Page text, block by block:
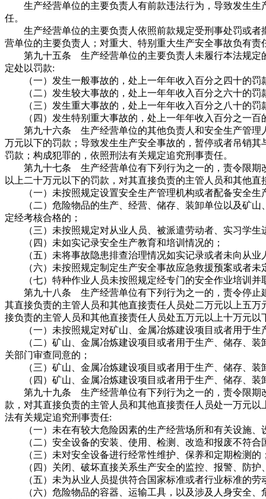
生产经营单位的主要负责人有前款违法行为，导致发生生
任。
生产经营单位的主要负责人依照前款规定受刑事处罚或者
营单位的主要负责人；对重大、特别重大生产安全事故负有
第九十五条 生产经营单位的主要负责人未履行本法规定
定处以罚款:
（一）发生一般事故的，处上一年年收入百分之四十的罚
（二）发生较大事故的，处上一年年收入百分之六十的罚
（三）发生重大事故的，处上一年年收入百分之八十的罚
（四）发生特别重大事故的，处上一年年收入百分之一百
第九十六条 生产经营单位的其他负责人和安全生产管理
万元以下的罚款；导致发生生产安全事故的，暂停或者吊销
罚款；构成犯罪的，依照刑法有关规定追究刑事责任。
第九十七条 生产经营单位有下列行为之一的，责令限期
以上二十万元以下的罚款，对其直接负责的主管人员和其他
（一）未按照规定设置安全生产管理机构或者配备安全生
（二）危险物品的生产、经营、储存、装卸单位以及矿山
定经考核合格的；
（三）未按照规定对从业人员、被派遣劳动者、实习学生
（四）未如实记录安全生产教育和培训情况的；
（五）未将事故隐患排查治理情况如实记录或者未向从业
（六）未按照规定制定生产安全事故应急救援预案或者未
（七）特种作业人员未按照规定经专门的安全作业培训并
第九十八条 生产经营单位有下列行为之一的，责令停止
其直接负责的主管人员和其他直接责任人员处二万元以上五
接负责的主管人员和其他直接责任人员处五万元以上十万元
（一）未按照规定对矿山、金属冶炼建设项目或者用于生
（二）矿山、金属冶炼建设项目或者用于生产、储存、装
关部门审查同意的；
（三）矿山、金属冶炼建设项目或者用于生产、储存、装
（四）矿山、金属冶炼建设项目或者用于生产、储存、装
第九十九条 生产经营单位有下列行为之一的，责令限期
款，对其直接负责的主管人员和其他直接责任人员处一万元
法有关规定追究刑事责任:
（一）未在有较大危险因素的生产经营场所和有关设施、
（二）安全设备的安装、使用、检测、改造和报废不符合
（三）未对安全设备进行经常性维护、保养和定期检测的
（四）关闭、破坏直接关系生产安全的监控、报警、防护
（五）未为从业人员提供符合国家标准或者行业标准的劳
（六）危险物品的容器、运输工具，以及涉及人身安全、